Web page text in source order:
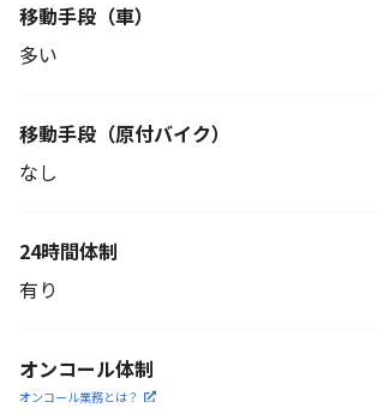
移動手段（車）
多い
移動手段 （原付バイク）
なし
24時間体制
有り
オンコール体制
オンコール業務とは？